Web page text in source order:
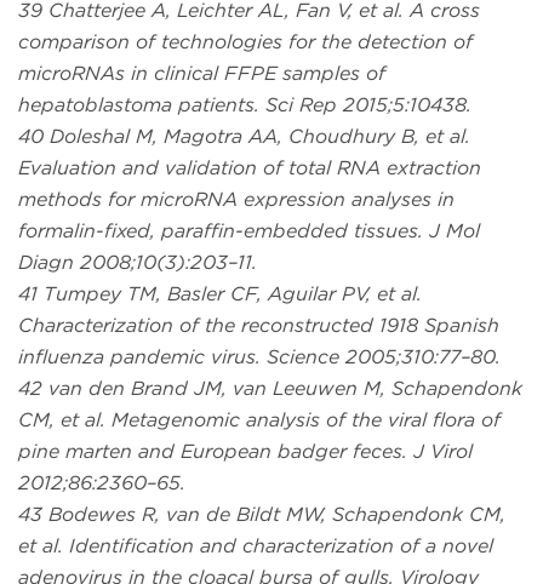
39 Chatterjee A, Leichter AL, Fan V, et al. A cross
comparison of technologies for the detection of
microRNAs in clinical FFPE samples of
hepatoblastoma patients. Sci Rep 2015;5:10438.
40 Doleshal M, Magotra AA, Choudhury B, et al.
Evaluation and validation of total RNA extraction
methods for microRNA expression analyses in
formalin-fixed, paraffin-embedded tissues. J Mol
Diagn 2008;10(3):203–11.
41 Tumpey TM, Basler CF, Aguilar PV, et al.
Characterization of the reconstructed 1918 Spanish
influenza pandemic virus. Science 2005;310:77–80.
42 van den Brand JM, van Leeuwen M, Schapendonk
CM, et al. Metagenomic analysis of the viral flora of
pine marten and European badger feces. J Virol
2012;86:2360–65.
43 Bodewes R, van de Bildt MW, Schapendonk CM,
et al. Identification and characterization of a novel
adenovirus in the cloacal bursa of gulls. Virology